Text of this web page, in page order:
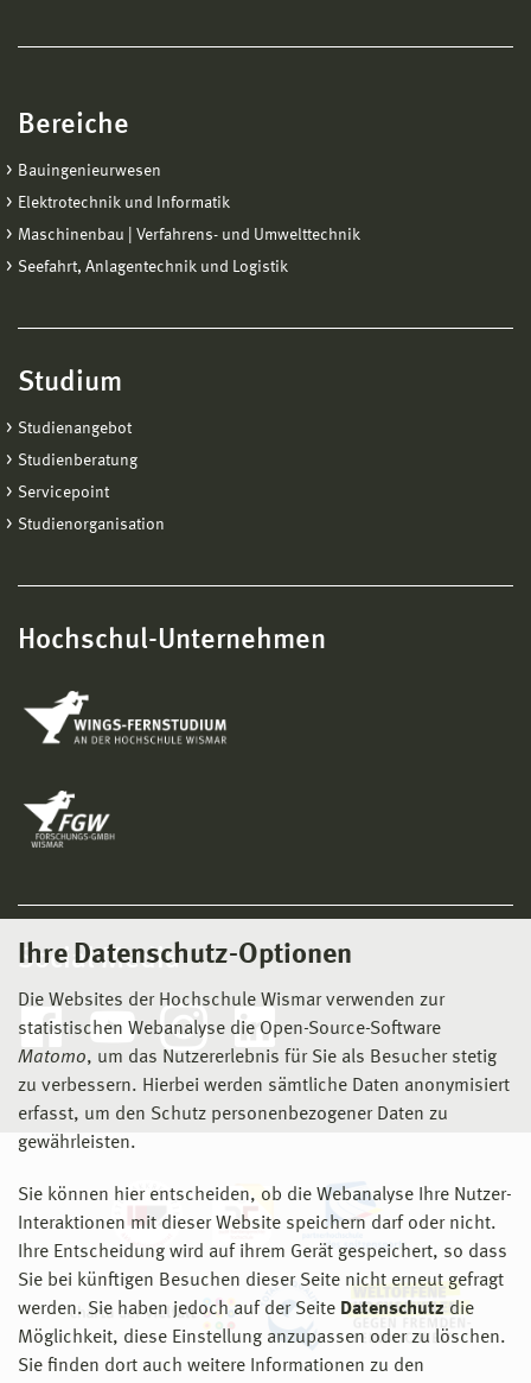
Ihre Datenschutz-Optionen
Die Websites der Hochschule Wismar verwenden zur
statistischen Webanalyse die Open-Source-Software
Matomo, um das Nutzererlebnis für Sie als Besucher stetig
zu verbessern. Hierbei werden sämtliche Daten anonymisiert
erfasst, um den Schutz personenbezogener Daten zu
gewährleisten.
Sie können hier entscheiden, ob die Webanalyse Ihre Nutzer-
Interaktionen mit dieser Website speichern darf oder nicht.
Ihre Entscheidung wird auf ihrem Gerät gespeichert, so dass
Sie bei künftigen Besuchen dieser Seite nicht erneut gefragt
werden. Sie haben jedoch auf der Seite Datenschutz die
Möglichkeit, diese Einstellung anzupassen oder zu löschen.
Sie finden dort auch weitere Informationen zu den
Bereiche
Bauingenieurwesen
Elektrotechnik und Informatik
Maschinenbau | Verfahrens- und Umwelttechnik
Seefahrt, Anlagentechnik und Logistik
Studium
Studienangebot
Studienberatung
Servicepoint
Studienorganisation
Hochschul-Unternehmen
Social Media